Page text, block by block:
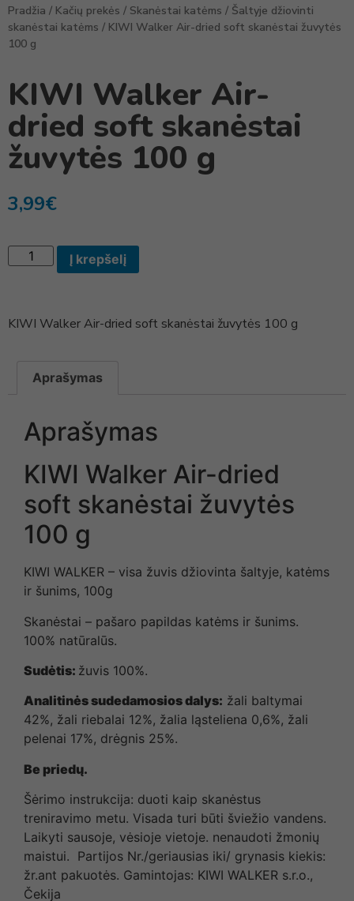
Pradžia / Kačių prekės / Skanėstai katėms / Šaltyje džiovinti
skanėstai katėms / KIWI Walker Air-dried soft skanėstai žuvytės
100 g
KIWI Walker Air-
dried soft skanėstai
žuvytės 100 g
3,99€
Į krepšelį
KIWI Walker Air-dried soft skanėstai žuvytės 100 g
Aprašymas
Aprašymas
KIWI Walker Air-dried
soft skanėstai žuvytės
100 g
KIWI WALKER – visa žuvis džiovinta šaltyje, katėms
ir šunims, 100g
Skanėstai – pašaro papildas katėms ir šunims.
100% natūralūs.
Sudėtis: žuvis 100%.
Analitinės sudedamosios dalys: žali baltymai
42%, žali riebalai 12%, žalia ląsteliena 0,6%, žali
pelenai 17%, drėgnis 25%.
Be priedų.
Šėrimo instrukcija: duoti kaip skanėstus
treniravimo metu. Visada turi būti šviežio vandens.
Laikyti sausoje, vėsioje vietoje. nenaudoti žmonių
maistui. Partijos Nr./geriausias iki/ grynasis kiekis:
žr.ant pakuotės. Gamintojas: KIWI WALKER s.r.o.,
Čekija